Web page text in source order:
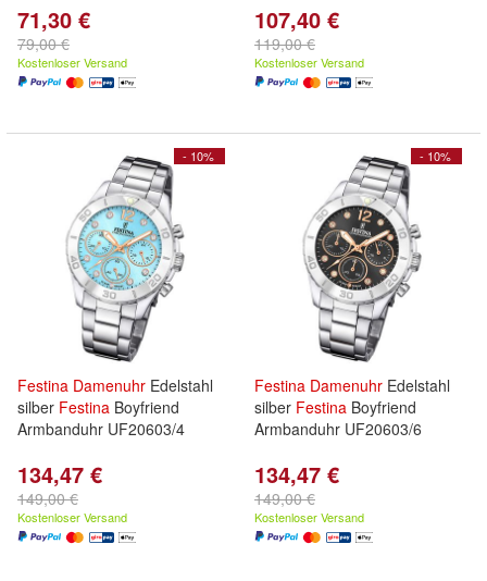
71,30 €
79,00 €
Kostenloser Versand
107,40 €
119,00 €
Kostenloser Versand
- 10%
Festina Damenuhr Edelstahl
silber Festina Boyfriend
Armbanduhr UF20603/4
134,47 €
149,00 €
Kostenloser Versand
- 10%
Festina Damenuhr Edelstahl
silber Festina Boyfriend
Armbanduhr UF20603/6
134,47 €
149,00 €
Kostenloser Versand